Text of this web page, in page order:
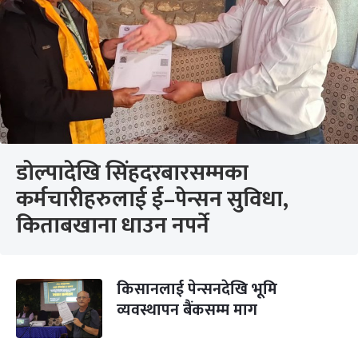
डोल्पादेखि सिंहदरबारसम्मका
कर्मचारीहरुलाई ई–पेन्सन सुविधा,
किताबखाना धाउन नपर्ने
किसानलाई पेन्सनदेखि भूमि
व्यवस्थापन बैंकसम्म माग